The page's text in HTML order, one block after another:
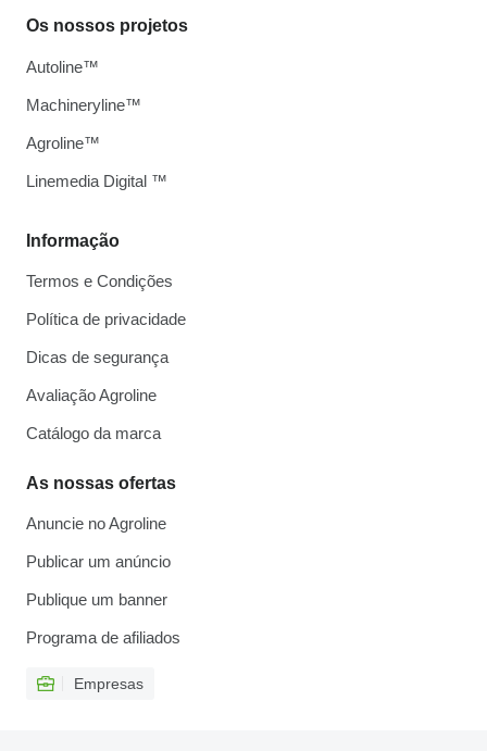
Informação
Termos e Condições
Política de privacidade
Dicas de segurança
Avaliação Agroline
Catálogo da marca
As nossas ofertas
Anuncie no Agroline
Publicar um anúncio
Publique um banner
Programa de afiliados
Empresas
Os nossos projetos
Autoline™
Machineryline™
Agroline™
Linemedia Digital ™